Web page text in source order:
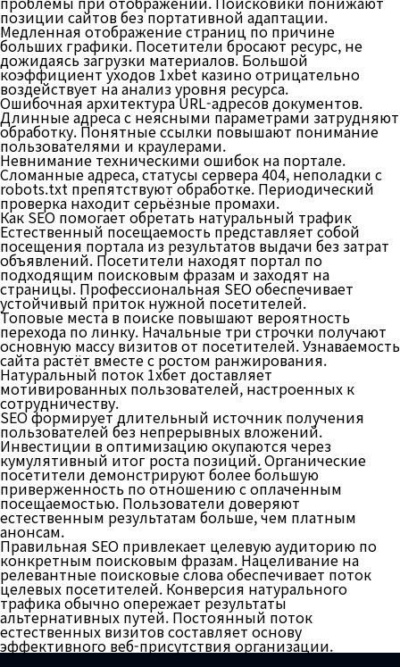
позиции сайтов без портативной адаптации.
Медленная отображение страниц по причине
больших графики. Посетители бросают ресурс, не
дожидаясь загрузки материалов. Большой
коэффициент уходов 1xbet казино отрицательно
воздействует на анализ уровня ресурса.
Ошибочная архитектура URL-адресов документов.
Длинные адреса с неясными параметрами затрудняют
обработку. Понятные ссылки повышают понимание
пользователями и краулерами.
Невнимание техническими ошибок на портале.
Сломанные адреса, статусы сервера 404, неполадки с
robots.txt препятствуют обработке. Периодический
проверка находит серьёзные промахи.
Как SEO помогает обретать натуральный трафик
Естественный посещаемость представляет собой
посещения портала из результатов выдачи без затрат
объявлений. Посетители находят портал по
подходящим поисковым фразам и заходят на
страницы. Профессиональная SEO обеспечивает
устойчивый приток нужной посетителей.
Топовые места в поиске повышают вероятность
перехода по линку. Начальные три строчки получают
основную массу визитов от посетителей. Узнаваемость
сайта растёт вместе с ростом ранжирования.
Натуральный поток 1хбет доставляет
мотивированных пользователей, настроенных к
сотрудничеству.
SEO формирует длительный источник получения
пользователей без непрерывных вложений.
Инвестиции в оптимизацию окупаются через
кумулятивный итог роста позиций. Органические
посетители демонстрируют более большую
приверженность по отношению с оплаченным
посещаемостью. Пользователи доверяют
естественным результатам больше, чем платным
анонсам.
Правильная SEO привлекает целевую аудиторию по
конкретным поисковым фразам. Нацеливание на
релевантные поисковые слова обеспечивает поток
целевых посетителей. Конверсия натурального
трафика обычно опережает результаты
альтернативных путей. Постоянный поток
естественных визитов составляет основу
эффективного веб-присутствия организации.